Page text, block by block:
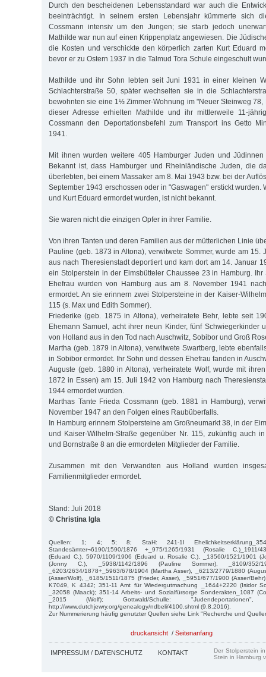
Durch den bescheidenen Lebensstandard war auch die
beeinträchtigt. In seinem ersten Lebensjahr kümmerte sich
Cossmann intensiv um den Jungen; sie starb jedoch
Mathilde war nun auf einen Krippenplatz angewiesen. Die
die Kosten und verschickte den körperlich zarten Kurt Eduard
bevor er zu Ostern 1937 in die Talmud Tora Schule eingeschult
Mathilde und ihr Sohn lebten seit Juni 1931 in einer kleinen
Schlachterstraße 50, später wechselten sie in die
bewohnten sie eine 1½ Zimmer-Wohnung im "Neuer Steinweg 78,
dieser Adresse erhielten Mathilde und ihr mittlerweile 11-
Cossmann den Deportationsbefehl zum Transport ins Getto
1941.
Mit ihnen wurden weitere 405 Hamburger Juden und
Bekannt ist, dass Hamburger und Rheinländische Juden, die
überlebten, bei einem Massaker am 8. Mai 1943 bzw. bei der
September 1943 erschossen oder in "Gaswagen" erstickt wurden.
und Kurt Eduard ermordet wurden, ist nicht bekannt.
Sie waren nicht die einzigen Opfer in ihrer Familie.
Von ihren Tanten und deren Familien aus der mütterlichen Linie
Pauline (geb. 1873 in Altona), verwitwete Sommer, wurde am 15.
aus nach Theresienstadt deportiert und kam dort am 14. Januar
ein Stolperstein in der Eimsbütteler Chaussee 23 in Hamburg.
Ehefrau wurden von Hamburg aus am 8. November 1941
ermordet. An sie erinnern zwei Stolpersteine in der Kaiser-
115 (s. Max und Edith Sommer).
Friederike (geb. 1875 in Altona), verheiratete Behr, lebte seit
Ehemann Samuel, acht ihrer neun Kinder, fünf Schwiegerkinder
von Holland aus in den Tod nach Auschwitz, Sobibor und Groß
Martha (geb. 1879 in Altona), verwitwete Swartberg, lebte
in Sobibor ermordet. Ihr Sohn und dessen Ehefrau fanden in
Auguste (geb. 1880 in Altona), verheiratete Wolf, wurde mit
1872 in Essen) am 15. Juli 1942 von Hamburg nach
1944 ermordet wurden.
Marthas Tante Frieda Cossmann (geb. 1881 in Hamburg),
November 1947 an den Folgen eines Raubüberfalls.
In Hamburg erinnern Stolpersteine am Großneumarkt 38, in der
und Kaiser-Wilhelm-Straße gegenüber Nr. 115, zukünftig auch
und Bornstraße 8 an die ermordeten Mitglieder der Familie.
Zusammen mit den Verwandten aus Holland wurden
Familienmitglieder ermordet.
Stand: Juli 2018
© Christina Igla
Quellen: 1; 4; 5; 8; StaH: 241-1I
Standesämter¬6190/1590/1876 +_975/1265/1931 (Rosalie C.)_1911/
(Eduard C.), 5970/1109/1906 (Eduard u. Rosalie C.), _13560/1521/1901
(Jonny C.), _5938/1142/1896 (Pauline Sommer), _8109/352/
_6203/2634/1878+_5963/678/1904 (Martha Asser), _6213/2779/1880
(Asser/Wolf), _6185/1511/1875 (Frieder, Asser), _5951/677/1900 (Asser/
K7049, K 4342; 351-11 Amt für Wiedergutmachung _1644+2220 (Isidor
_32058 (Maack); 351-14 Arbeits- und Sozialfürsorge Sonderakten_1087
_2015 (Wolf); Gottwald/Schulle:
http://www.dutchjewry.org/genealogy/ndbeli/4100.shtml (9.8.2016).
Zur Nummerierung häufig genutzter Quellen siehe Link "Recherche und
druckansicht / Seitenanfang
IMPRESSUM / DATENSCHUTZ KONTAKT
Der Stolperstein
Stein in Hamburg